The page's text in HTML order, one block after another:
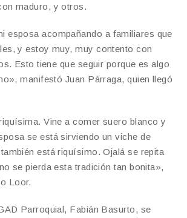
maduro, y otros.
esposa acompañando a familiares que
y estoy muy, muy contento con
Esto tiene que seguir porque es algo
manifestó Juan Párraga, quien llegó
Vine a comer suero blanco y
se está sirviendo un viche de
está riquísimo. Ojalá se repita
se pierda esta tradición tan bonita»,
Loor.
Parroquial, Fabián Basurto, se